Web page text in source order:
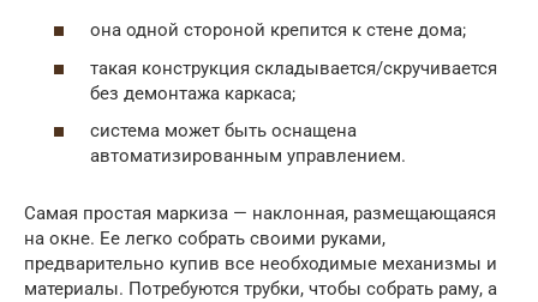
она одной стороной крепится к стене дома;
такая конструкция складывается/скручивается
без демонтажа каркаса;
система может быть оснащена
автоматизированным управлением.
Самая простая маркиза — наклонная, размещающаяся
на окне. Ее легко собрать своими руками,
предварительно купив все необходимые механизмы и
материалы. Потребуются трубки, чтобы собрать раму, а